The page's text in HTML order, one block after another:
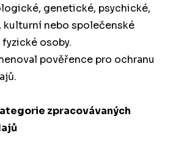
genetické, psychické,
kulturní nebo společenské
osoby.
pověřence pro ochranu
zpracovávaných